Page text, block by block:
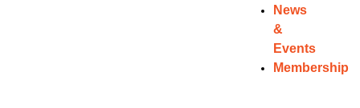
News
&
Events
Membership